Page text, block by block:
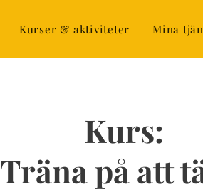
Kurser & aktiviteter Mina
Kurs:
Träna på att